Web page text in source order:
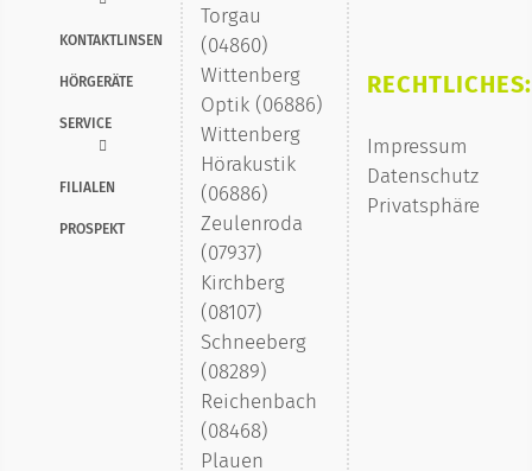
KONTAKTLINSEN
HÖRGERÄTE
SERVICE
FILIALEN
PROSPEKT
Torgau
(04860)
Wittenberg
Optik (06886)
Wittenberg
Hörakustik
(06886)
Zeulenroda
(07937)
Kirchberg
(08107)
Schneeberg
(08289)
Reichenbach
(08468)
Plauen
RECHTLICHES:
Impressum
Datenschutz
Privatsphäre